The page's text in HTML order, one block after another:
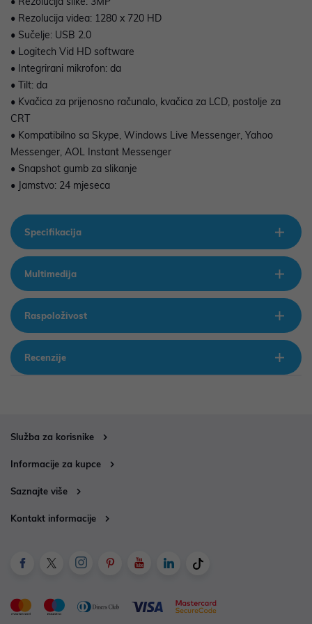
• Rezolucija videa: 1280 x 720 HD
• Sučelje: USB 2.0
• Logitech Vid HD software
• Integrirani mikrofon: da
• Tilt: da
• Kvačica za prijenosno računalo, kvačica za LCD, postolje za
CRT
• Kompatibilno sa Skype, Windows Live Messenger, Yahoo
Messenger, AOL Instant Messenger
• Snapshot gumb za slikanje
• Jamstvo: 24 mjeseca
Specifikacija
Multimedija
Raspoloživost
Recenzije
Služba za korisnike
Informacije za kupce
Saznajte više
Kontakt informacije